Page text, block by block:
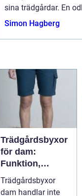
sina trädgårdar. En
erbjuder just detta;
Simon Hagberg
Trädgårdsbyxor
för dam:
Funktion,
passform och
hållbar stil i
Trädgårdsbyxor
dam handlar inte